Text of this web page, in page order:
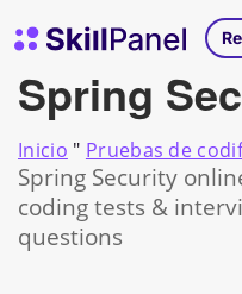
Página de inicio de
Spring
Inicio " Pruebas de
Spring Security
coding tests &
questions